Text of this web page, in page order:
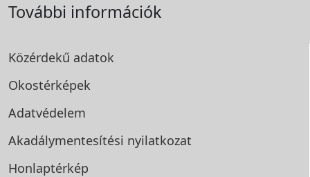
További információk
Közérdekű adatok
Okostérképek
Adatvédelem
Akadálymentesítési nyilatkozat
Honlaptérkép